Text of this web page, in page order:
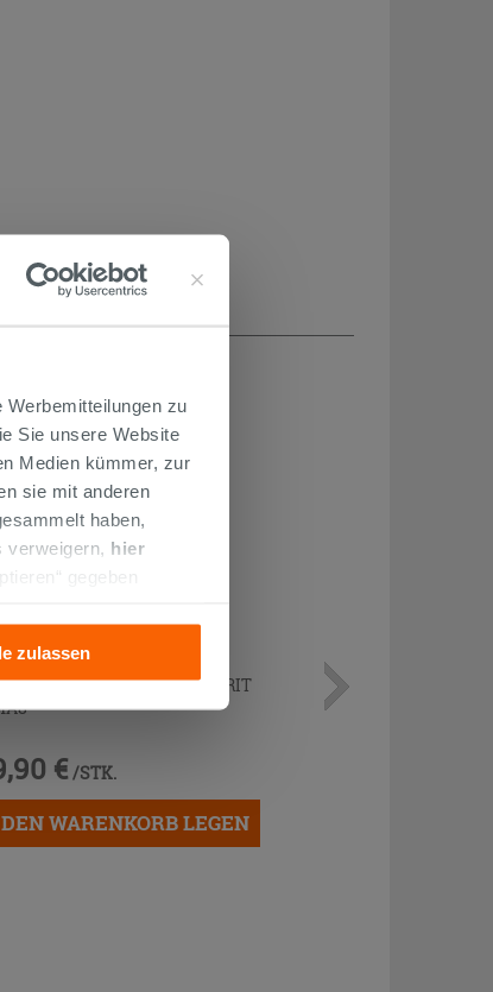
zu
Sie unsere Website
Medien kümmer, zur
sie mit anderen
haben,
verweigern, hier
gegeben
zulassen
GEBERIT
€ /STK.
WARENKORB LEGEN